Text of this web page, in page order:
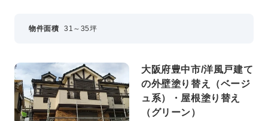
物件面積 31～35坪
大阪府豊中市/洋風戸建て
の外壁塗り替え（ベージ
ュ系）・屋根塗り替え
（グリーン）